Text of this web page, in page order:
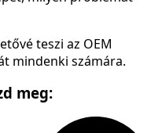
teszi az OEM
mindenki számára.
meg: